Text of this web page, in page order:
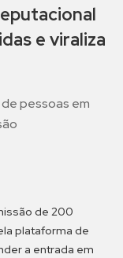
e viraliza
pessoas em
de 200
plataforma de
a entrada em